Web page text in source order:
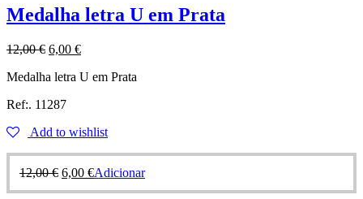
Medalha letra U em Prata
12,00€ 6,00 €
Medalha letra U em Prata
Ref:. 11287
Add to wishlist
12,00€ 6,00 €Adicionar